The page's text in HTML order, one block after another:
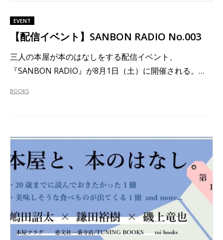
EVENT
【配信イベント】SANBON RADIO No.003
三人の本屋が本のはなしをする配信イベント、
『SANBON RADIO』が8月1日（土）に開催される。…
BOOKS